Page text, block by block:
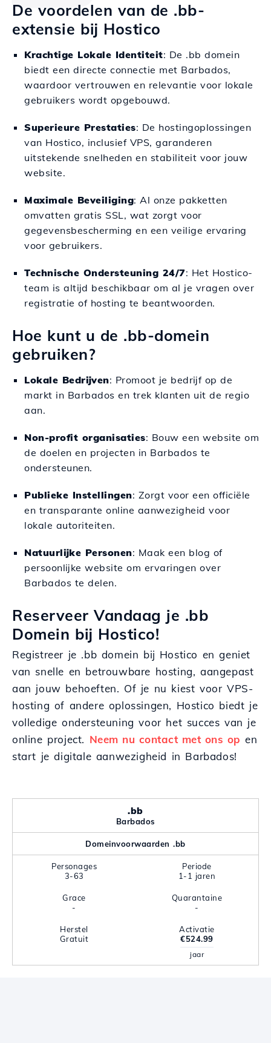
De voordelen van de .bb-
extensie bij Hostico
Krachtige Lokale Identiteit: De .bb domein
biedt een directe connectie met Barbados,
waardoor vertrouwen en relevantie voor lokale
gebruikers wordt opgebouwd.
Superieure Prestaties: De hostingoplossingen
van Hostico, inclusief VPS, garanderen
uitstekende snelheden en stabiliteit voor jouw
website.
Maximale Beveiliging: Al onze pakketten
omvatten gratis SSL, wat zorgt voor
gegevensbescherming en een veilige ervaring
voor gebruikers.
Technische Ondersteuning 24/7: Het Hostico-
team is altijd beschikbaar om al je vragen over
registratie of hosting te beantwoorden.
Hoe kunt u de .bb-domein
gebruiken?
Lokale Bedrijven: Promoot je bedrijf op de
markt in Barbados en trek klanten uit de regio
aan.
Non-profit organisaties: Bouw een website om
de doelen en projecten in Barbados te
ondersteunen.
Publieke Instellingen: Zorgt voor een officiële
en transparante online aanwezigheid voor
lokale autoriteiten.
Natuurlijke Personen: Maak een blog of
persoonlijke website om ervaringen over
Barbados te delen.
Reserveer Vandaag je .bb
Domein bij Hostico!
Registreer je .bb domein bij Hostico en geniet
van snelle en betrouwbare hosting, aangepast
aan jouw behoeften. Of je nu kiest voor VPS-
hosting of andere oplossingen, Hostico biedt je
volledige ondersteuning voor het succes van je
online project. Neem nu contact met ons op en
start je digitale aanwezigheid in Barbados!
.bb
Barbados
Domeinvoorwaarden .bb
Personages
3-63
Periode
1-1 jaren
Grace
-
Quarantaine
-
Herstel
Gratuit
Activatie
€524.99
jaar